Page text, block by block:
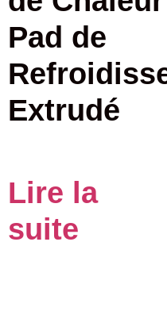
Pad de
Extrudé
Lire la
suite